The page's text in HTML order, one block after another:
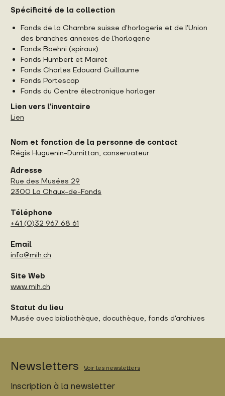
Spécificité de la collection
Fonds de la Chambre suisse d'horlogerie et de l'Union
des branches annexes de l'horlogerie
Fonds Baehni (spiraux)
Fonds Humbert et Mairet
Fonds Charles Edouard Guillaume
Fonds Portescap
Fonds du Centre électronique horloger
Lien vers l'inventaire
Lien
Nom et fonction de la personne de contact
Régis Huguenin-Dumittan, conservateur
Adresse
Rue des Musées 29
2300 La Chaux-de-Fonds
Téléphone
+41 (0)32 967 68 61
Email
info@mih.ch
Site Web
www.mih.ch
Statut du lieu
Musée avec bibliothèque, docuthèque, fonds d'archives
Newsletters Voir les newsletters
Inscription à la newsletter